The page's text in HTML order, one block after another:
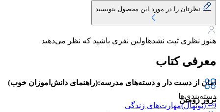
نظرتان را در مورد این محصول بنویسید
هنوز نظری ثبت نشدهاولین نفری باشید که نظر می‌دهید
معرفی کتاب
امان از دست دار و دسته‌های مدرسه:(راهنمای دانش‌اموزان خوب)
ترور رومین
دسته‌بندی‌ها
9+ (نونهال)
مهارت‌های زندگی